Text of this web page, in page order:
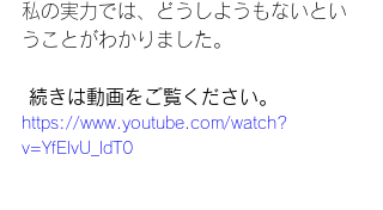
私の実力では、どうしようもないとい
うことがわかりました。
続きは動画をご覧ください。
https://www.youtube.com/watch?
v=YfElvU_ldT0